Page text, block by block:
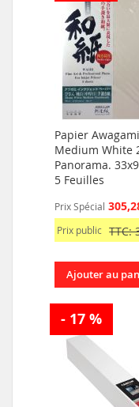
Papier
Medium White
Panorama.
5 Feuilles
Prix Spécial
Prix public TTC:
Ajouter au
- 17 %